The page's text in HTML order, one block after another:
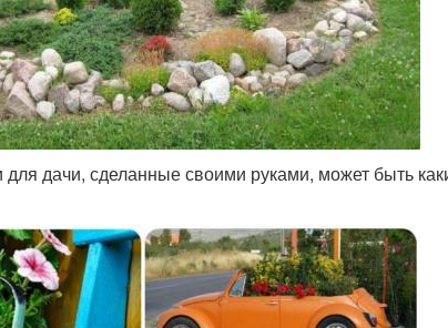
дачи, сделанные своими руками, может быть